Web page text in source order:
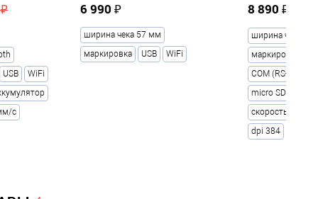
USB
WiFi
с
6 990 ₽
ширина чека 57 мм
маркировка
USB WiFi
8 890 ₽
ширина чека 57
маркировка
COM (RS-232)
micro SD (опция)
скорость
dpi 384